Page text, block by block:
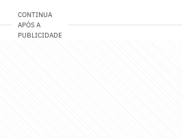
CONTINUA
APÓS A
PUBLICIDADE